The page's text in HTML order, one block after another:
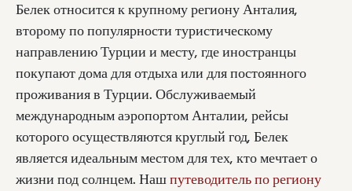
Белек относится к крупному региону Анталия,
второму по популярности туристическому
направлению Турции и месту, где иностранцы
покупают дома для отдыха или для постоянного
проживания в Турции. Обслуживаемый
международным аэропортом Анталии, рейсы
которого осуществляются круглый год, Белек
является идеальным местом для тех, кто мечтает о
жизни под солнцем. Нашпутеводитель по региону